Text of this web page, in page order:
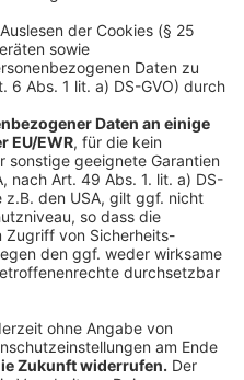
so dass der
ist.
jährlich journalistische
Nordrhein‑Westfalen.
sollen das
Gewicht der